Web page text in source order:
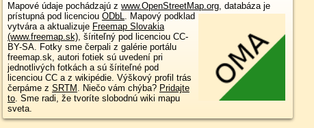
Mapové údaje pochádzajú z www.OpenStreetMap.org, databáza je
prístupná pod licenciou ODbL. Mapový podklad
vytvára a aktualizuje Freemap Slovakia
(www.freemap.sk), šíriteľný pod licenciou CC-
BY-SA. Fotky sme čerpali z galérie portálu
freemap.sk, autori fotiek sú uvedení pri
jednotlivých fotkách a sú šíriteľné pod
licenciou CC a z wikipédie. Výškový profil trás
čerpáme z SRTM . Niečo vám chýba? Pridajte
to. Sme radi, že tvoríte slobodnú wiki mapu
sveta.